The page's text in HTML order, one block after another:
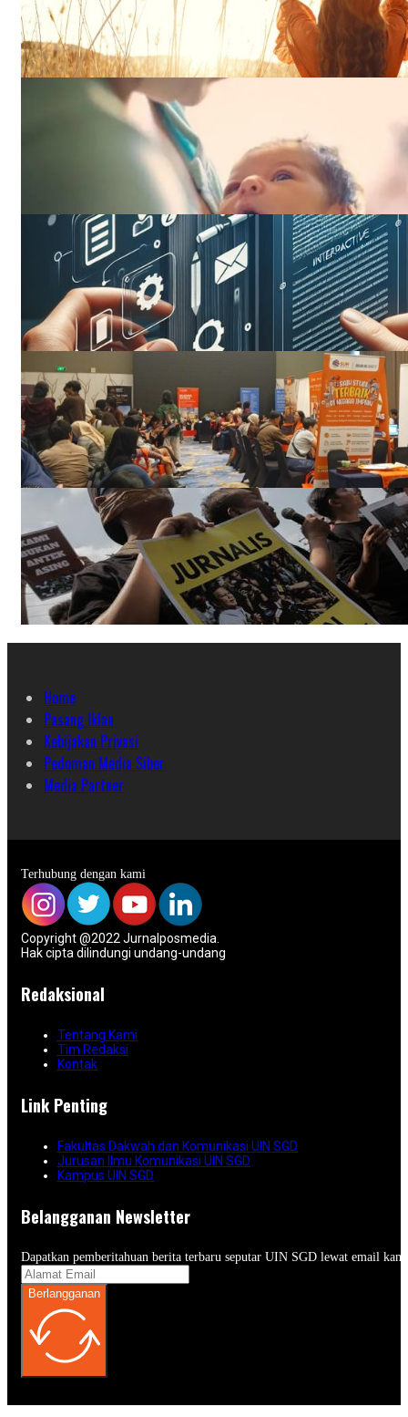
Home
Pasang Iklan
Kebijakan Privasi
Pedoman Media Siber
Media Partner
Terhubung dengan kami
Copyright @2022 Jurnalposmedia.
Hak cipta dilindungi undang-undang
Redaksional
Tentang Kami
Tim Redaksi
Kontak
Link Penting
Fakultas Dakwah dan Komunikasi UIN SGD
Jurusan Ilmu Komunikasi UIN SGD
Kampus UIN SGD
Belangganan Newsletter
Dapatkan pemberitahuan berita terbaru seputar UIN SGD lewat email
Berlangganan